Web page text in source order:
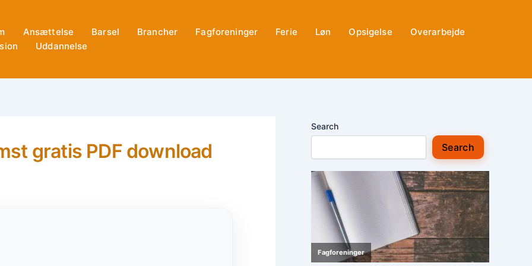
Ansættelse Barsel Brancher Fagforeninger Ferie Løn Opsigelse
Overarbejde
Uddannelse
gratis PDF download
Search
Search